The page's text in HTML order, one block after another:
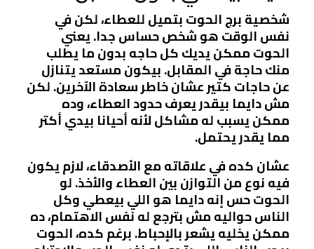
شخصية برج الحوت بتميل للعطاء، لكن في
نفس الوقت هو شخص حساس جدا. يعني
الحوت ممكن يديك كل حاجه بدون ما يطلب
منك حاجة في المقابل. بيكون مستعد يتنازل
عن حاجات كتير عشان خاطر سعادة الآخرين. لكن
مش دايما بيقدر يعرف حدود العطاء، وده
ممكن يسبب له مشاكل لأنه أحيانا بيدي أكتر
مما يقدر يحتمل.
عشان كده في علاقاته مع الأصدقاء، لازم يكون
فيه نوع من التوازن بين العطاء والأخذ. لو
الحوت حس إنه دايما هو اللي بيعطي وكل
الناس حواليه مش بترجع له نفس الاهتمام، ده
ممكن يخليه يشعر بالإحباط. برغم كده، الحوت